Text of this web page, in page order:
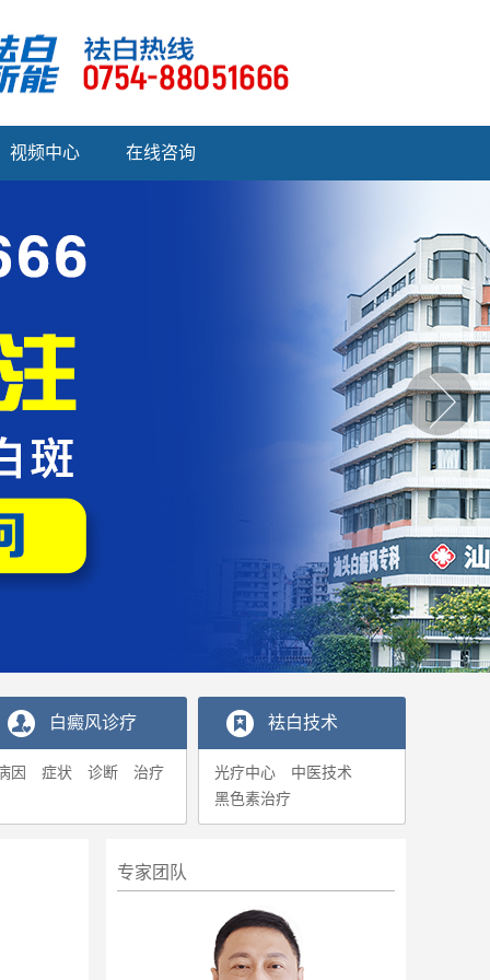
视频中心 在线咨询
白癜风诊疗
因 症状 诊断 治疗
袪白技术
光疗中心
中医技术
黑色素治疗
专家团队